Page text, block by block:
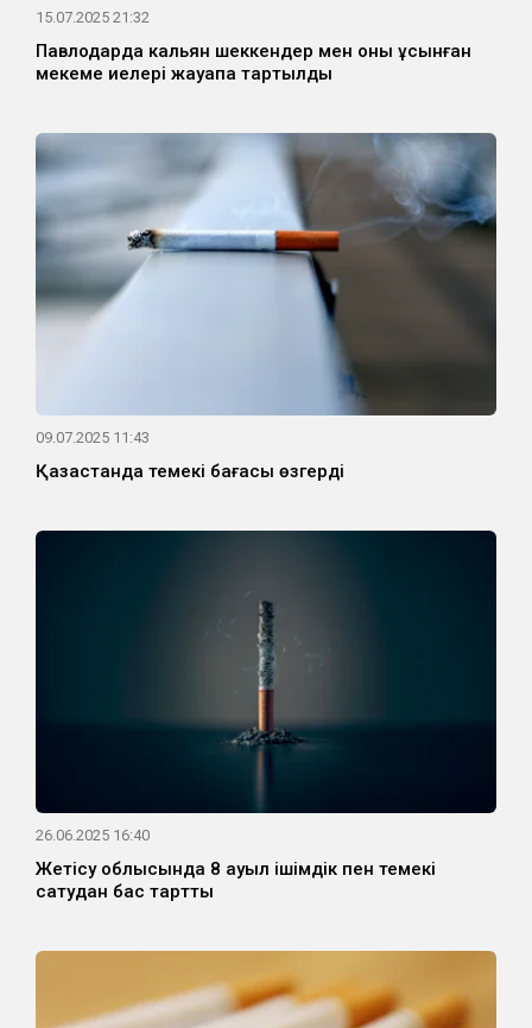
15.07.2025 21:32
Павлодарда кальян шеккендер мен оны ұсынған
мекеме иелері жауапқа тартылды
09.07.2025 11:43
Қазақстанда темекі бағасы өзгерді
26.06.2025 16:40
Жетісу облысында 8 ауыл ішімдік пен темекі
сатудан бас тартты